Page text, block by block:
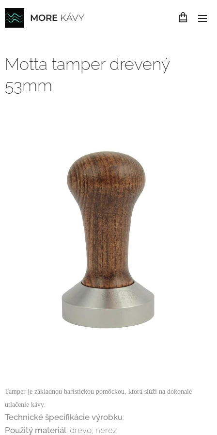
MORE KÁVY
Motta tamper drevený
53mm
Tamper je základnou baristickou pomôckou, ktorá slúži na dokonalé
utlačenie kávy.
Technické špecifikácie výrobku:
Použitý materiál: drevo, nerez